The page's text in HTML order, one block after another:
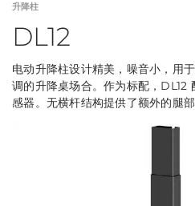
升降柱
DL12
电动升降柱设计精美，噪音小，用
调的升降桌场合。作为标配，
感器。无横杆结构提供了额外的腿部